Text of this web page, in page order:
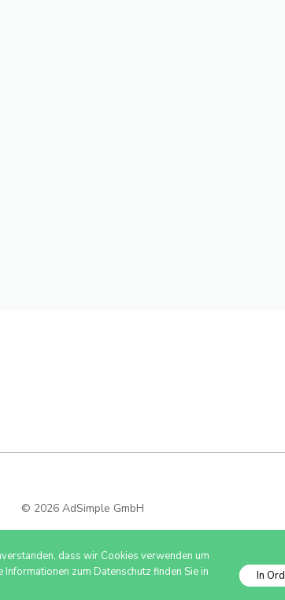
© 2026 AdSimple GmbH
dass wir Cookies verwenden um
zum Datenschutz finden Sie in
In